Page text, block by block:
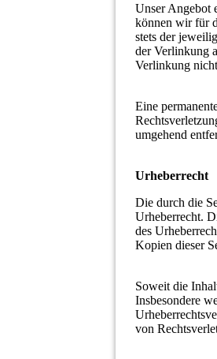
Unser Angebot
können wir für
stets der
der Verlinkung
Verlinkung
Eine
umgehend
Urheberrecht
Die durch die
Urheberrecht.
des
Kopien dieser
Soweit die
Insbesondere
von